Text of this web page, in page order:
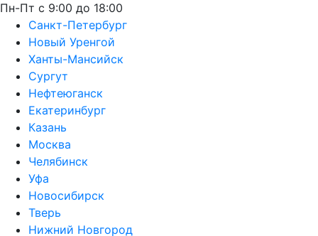
Пн-Пт с 9:00 до 18:00
Санкт-Петербург
Новый Уренгой
Ханты-Мансийск
Сургут
Нефтеюганск
Екатеринбург
Казань
Москва
Челябинск
Уфа
Новосибирск
Тверь
Нижний Новгород